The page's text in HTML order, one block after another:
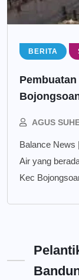
BERITA
AGUS
Balance News
Air yang
Kec